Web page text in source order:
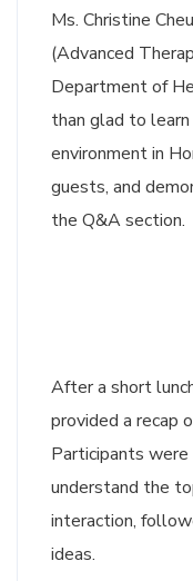
Ms. Christine
(Advanced
Department of
than glad to
environment in
guests, and
the Q&A section.
After a short
provided a recap
Participants
understand the
interaction,
ideas.